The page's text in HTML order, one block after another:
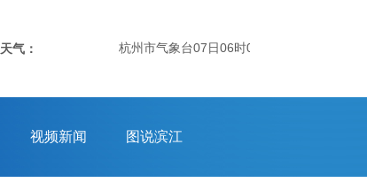
天气： 杭州市气象台07日06时05分发布：杭州市气象
视频新闻 图说滨江